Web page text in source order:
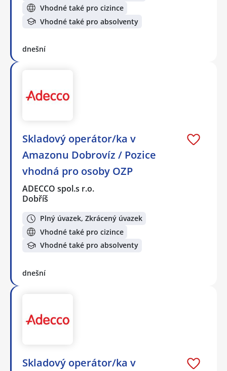
Vhodné také pro cizince
Vhodné také pro absolventy
dnešní
Skladový operátor/ka v
Amazonu Dobrovíz / Pozice
vhodná pro osoby OZP
ADECCO spol.s r.o.
Dobříš
Plný úvazek, Zkrácený úvazek
Vhodné také pro cizince
Vhodné také pro absolventy
dnešní
Skladový operátor/ka v